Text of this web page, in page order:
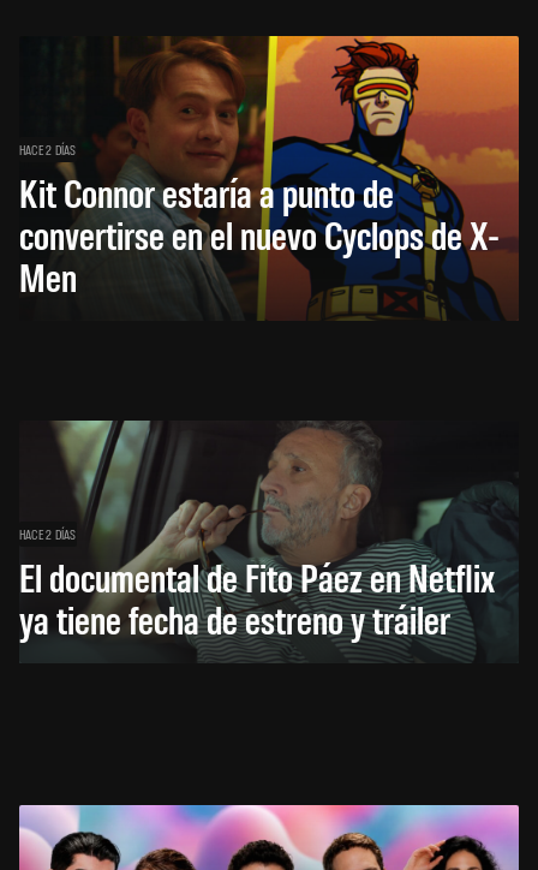
HACE 2 DÍAS
Kit Connor estaría a punto de
convertirse en el nuevo Cyclops de X-
Men
HACE 2 DÍAS
El documental de Fito Páez en Netflix
ya tiene fecha de estreno y tráiler